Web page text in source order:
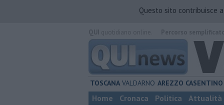
Questo sito contribuisce
TOSCANA VALDARNO AREZZO CASENTINO
Home Cronaca Politica Attualità